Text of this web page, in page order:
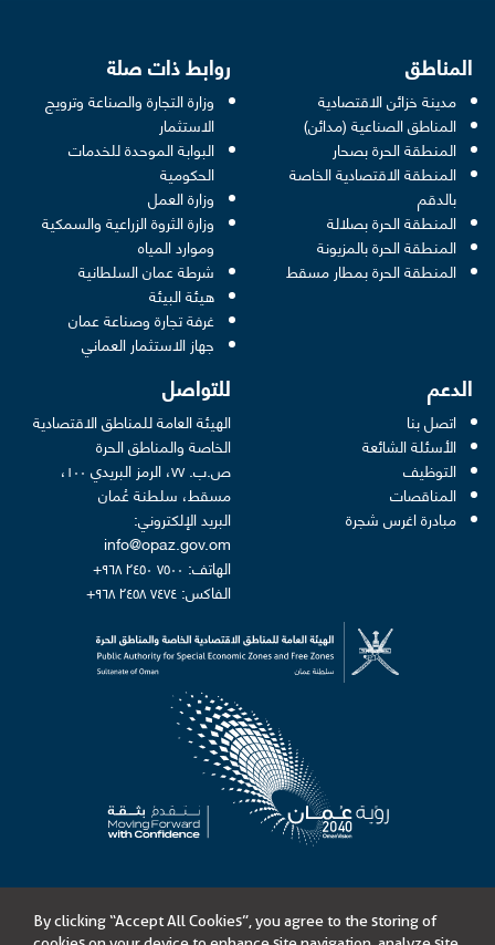
المناطق
مدينة خزائن الاقتصادية
المناطق الصناعية (مدائن)
المنطقة الحرة بصحار
المنطقة الاقتصادية الخاصة
بالدقم
المنطقة الحرة بصلالة
المنطقة الحرة بالمزيونة
المنطقة الحرة بمطار مسقط
روابط ذات صلة
وزارة التجارة والصناعة وترويج
الاستثمار in a new window
البوابة الموحدة للخدمات
الحكوميةin a new window
وزارة العملin a new window
وزارة الثروة الزراعية والسمكية
وموارد المياهin a new window
شرطة عمان السلطانيةwindow
هيئة البيئةin a new window
غرفة تجارة وصناعة عمانwindow
جهاز الاستثمار العمانيwindow
الدعم
اتصل بنا
الأسئلة الشائعة
التوظيف
المناقصات
مبادرة اغرس شجرة
للتواصل
الهيئة العامة للمناطق الاقتصادية
الخاصة والمناطق الحرة
ص.ب. ٧٧، الرمز البريدي ١٠٠،
مسقط، سلطنة عُمان
البريد الإلكتروني:
info@opaz.gov.om
الهاتف: ٧٥٠٠ ٢٤٥٠ ٩٦٨+
الفاكس: ٧٤٧٤ ٢٤٥٨ ٩٦٨+
الهيئة العامة للمناطق الاقتصادية الخاصة والمناطق الحرة
By clicking “Accept All Cookies”, you agree to the storing of